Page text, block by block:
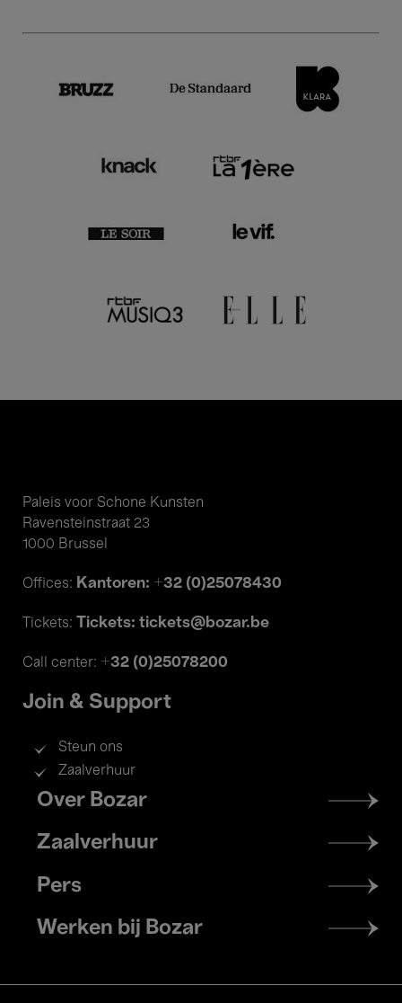
Paleis voor Schone Kunsten
Ravensteinstraat 23
1000 Brussel
Offices: Kantoren: +32 (0)25078430
Tickets: Tickets: tickets@bozar.be
Call center: +32 (0)25078200
Join & Support
Steun ons
Zaalverhuur
Footer
menu
Over Bozar
Zaalverhuur
Pers
Werken bij Bozar